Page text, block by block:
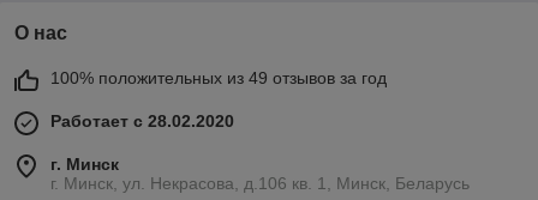
О нас
100% положительных из 49 отзывов за год
Работает с 28.02.2020
г. Минск
г. Минск, ул. Некрасова, д.106 кв. 1, Минск, Беларусь